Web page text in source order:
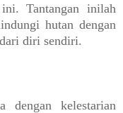
Tantangan inilah
hutan dengan
diri sendiri.
dengan kelestarian